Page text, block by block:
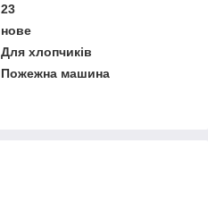
23
нове
Для хлопчиків
Пожежна машина